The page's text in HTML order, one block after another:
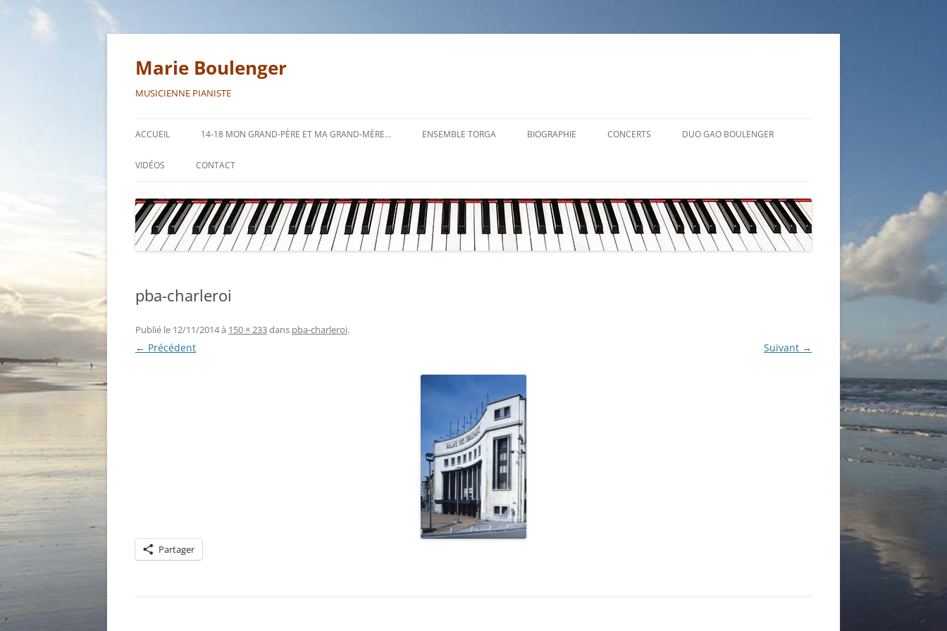
Aller
Marie Boulenger
MUSICIENNE PIANISTE
ACCUEIL 14-18 MON GRAND-PÈRE ET MA GRAND-MÈRE… ENSEMBLE TORGA BIOGRAPHIE CONCERTS DUO GAO BOULENGER
VIDÉOS CONTACT
pba-charleroi
Publié le 12/11/2014à 150 × 233dans pba-charleroi.
← Précédent Suivant →
Partager